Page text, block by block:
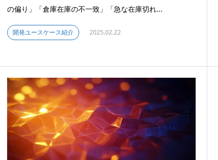
の偏り」「倉庫在庫の不一致」「急な在庫切れ...
開発ユースケース紹介 2025.02.22